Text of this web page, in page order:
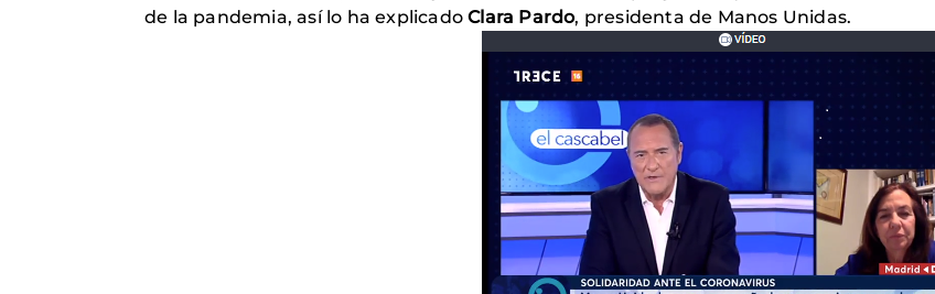
de la pandemia, así lo ha explicadoClara Pardo, presidenta de Manos Unidas.